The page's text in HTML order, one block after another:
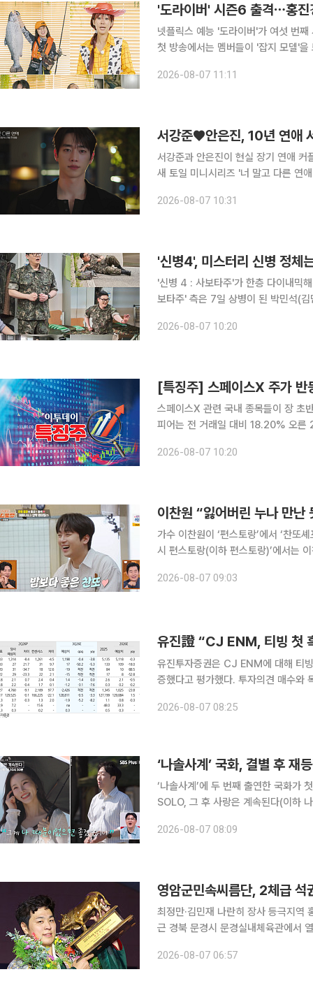
'도라이버' 시즌6 출격⋯홍진
넷플릭스 예능 '도라이버'가 여섯 번째 시즌으로 시청
첫 방송에서는 멤버들이 '잡지 모델'
언 김숙, 조세호, 모델 주우재, 가수
2026-08-07 11:11
서강준♥안은진, 10년 연애
서강준과 안은진이 현실 장기 연애 커플
새 토일 미니시리즈 '너 말고 다른 연
감정과 마주하는 이야기를 그린 현실
2026-08-07 10:31
'신병4', 미스터리 신병 정체
'신병 4 : 사보타주'가 한층 다이내믹해진 병영 라이프
보타주' 측은 7일 상병이 된 박민석(
분), 미스터리 신병 김현욱(이원정 분
2026-08-07 10:20
스페이스X 관련 국내 종목들이 장 초반 강세다. 7일 한국거래소에 따르면 오
피어는 전 거래일 대비 18.20% 오른
(1.39%), 와이제이링크(1.35%) 등
2026-08-07 10:20
이찬원 “잃어버린 누나 만난
가수 이찬원이 ‘편스토랑’에서 ‘찬또셰프’의 매력
시 편스토랑(이하 편스토랑)’에서는
다발을 들고 윤나라 셰프의 식당을 찾
2026-08-07 09:03
유진투자증권은 CJ ENM에 대해 티
증했다고 평가했다. 투자의견 매수와 목표주가 4
“티빙이 2분기 첫 흑자를 달성했다는
2026-08-07 08:25
‘나솔사계’ 국화, 결별 후 재
‘나솔사계’에 두 번째 출연한 국화가 첫인상 투표를 휩쓸
SOLO, 그 후 사랑은 계속된다(이하
기심을 자아냈다. ‘사계 민박’을 가
2026-08-07 08:09
영암군민속씨름단, 2체급
최정만·김민재 나란히 장사 등극지역 홍보·사회
근 경북 문경시 문경실내체육관에서
지했고, 김민재 선수는 백두장사에
2026-08-07 06:57